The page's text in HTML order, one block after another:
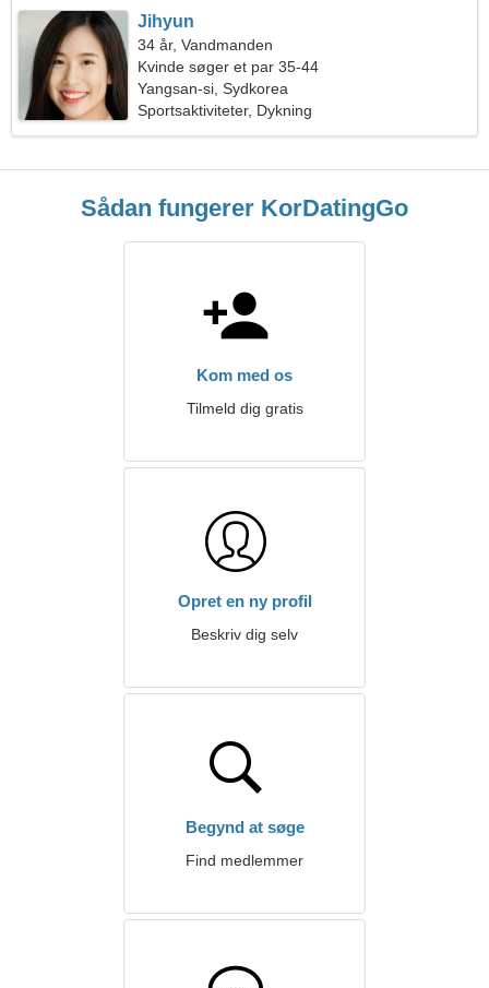
Jihyun
34 år, Vandmanden
Kvinde søger et par 35-44
Yangsan-si, Sydkorea
Sportsaktiviteter, Dykning
Sådan fungerer KorDatingGo
Kom med os
Tilmeld dig gratis
Opret en ny profil
Beskriv dig selv
Begynd at søge
Find medlemmer